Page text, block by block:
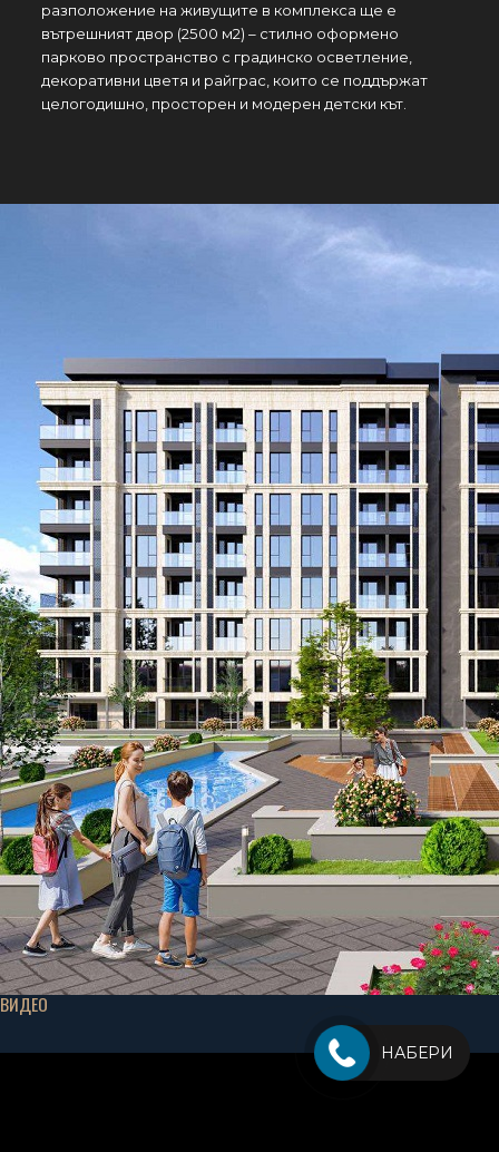
разположение на живущите в комплекса ще e
вътрешният двор (2500 м2) – стилно оформено
парково пространство с градинско осветление,
декоративни цветя и райграс, които се поддържат
целогодишно, просторен и модерен детски кът.
ВИДЕО
НАБЕРИ